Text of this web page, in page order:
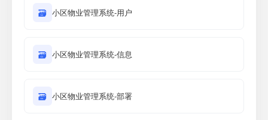
🗃 小区物业管理系统-用户
🗃 小区物业管理系统-信息
🗃 小区物业管理系统-部署